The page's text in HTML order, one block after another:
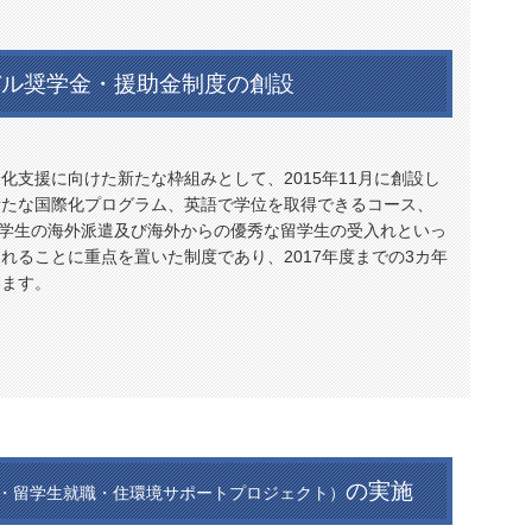
奨学金・援助金制度の創設
支援に向けた新たな枠組みとして、2015年11月に創設し
な国際化プログラム、英語で学位を取得できるコース、
生の海外派遣及び海外からの優秀な留学生の受入れといっ
ることに重点を置いた制度であり、2017年度までの3カ年
す。
留学生就職・住環境サポートプロジェクト）の実施